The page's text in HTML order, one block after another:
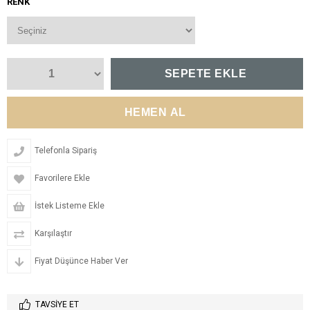
Telefonla Sipariş
Favorilere Ekle
İstek Listeme Ekle
Karşılaştır
Fiyat Düşünce Haber Ver
TAVSIYE ET